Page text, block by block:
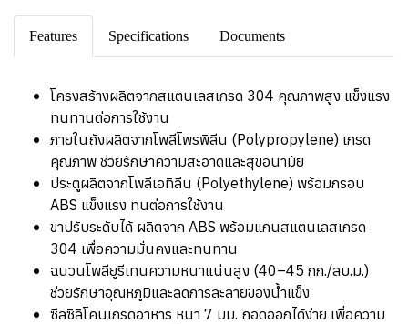
Features Specifications Documents
โครงสร้างผลิตจากสแตนเลสเกรด 304 คุณภาพสูง แข็งแรง
ทนทานต่อการใช้งาน
ภายในถังผลิตจากโพลีโพรพิลีน (Polypropylene) เกรด
คุณภาพ ช่วยรักษาความสะอาดและสุขอนามัย
ประตูผลิตจากโพลีเอทิลีน (Polyethylene) พร้อมกรอบ
ABS แข็งแรง ทนต่อการใช้งาน
ขาปรับระดับได้ ผลิตจาก ABS พร้อมแกนสแตนเลสเกรด
304 เพื่อความมั่นคงและทนทาน
ฉนวนโพลียูรีเทนความหนาแน่นสูง (40–45 กก./ลบ.ม.)
ช่วยรักษาอุณหภูมิและลดการละลายของน้ำแข็ง
ซีลซิลิโคนเกรดอาหาร หนา 7 มม. ถอดออกได้ง่าย เพื่อความ